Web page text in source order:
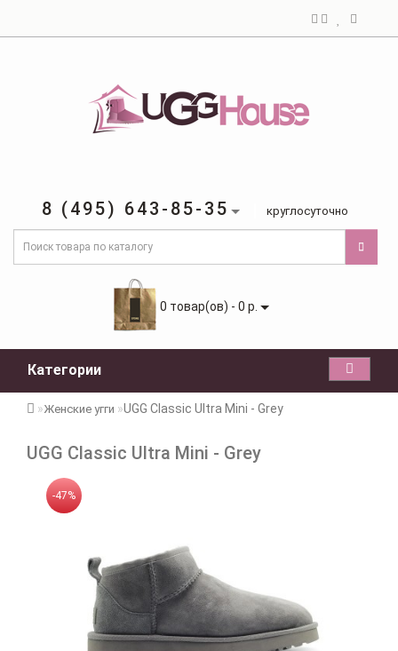
8 (495) 643-85-35 круглосуточно
0 товар(ов) - 0 р.
Категории
Женские угги UGG Classic Ultra Mini - Grey
UGG Classic Ultra Mini - Grey
-47%